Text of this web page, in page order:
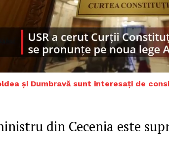
și Dumbravă sunt interesați de
din Cecenia este